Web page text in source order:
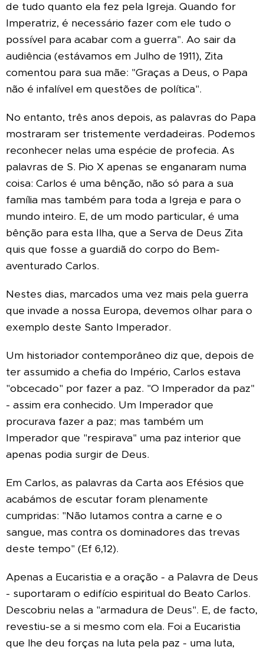
de tudo quanto ela fez pela Igreja. Quando for
Imperatriz, é necessário fazer com ele tudo o
possível para acabar com a guerra". Ao sair da
audiência (estávamos em Julho de 1911), Zita
comentou para sua mãe: "Graças a Deus, o Papa
não é infalível em questões de política".
No entanto, três anos depois, as palavras do Papa
mostraram ser tristemente verdadeiras. Podemos
reconhecer nelas uma espécie de profecia. As
palavras de S. Pio X apenas se enganaram numa
coisa: Carlos é uma bênção, não só para a sua
família mas também para toda a Igreja e para o
mundo inteiro. E, de um modo particular, é uma
bênção para esta Ilha, que a Serva de Deus Zita
quis que fosse a guardiã do corpo do Bem-
aventurado Carlos.
Nestes dias, marcados uma vez mais pela guerra
que invade a nossa Europa, devemos olhar para o
exemplo deste Santo Imperador.
Um historiador contemporâneo diz que, depois de
ter assumido a chefia do Império, Carlos estava
"obcecado" por fazer a paz. "O Imperador da paz"
- assim era conhecido. Um Imperador que
procurava fazer a paz; mas também um
Imperador que "respirava" uma paz interior que
apenas podia surgir de Deus.
Em Carlos, as palavras da Carta aos Efésios que
acabámos de escutar foram plenamente
cumpridas: "Não lutamos contra a carne e o
sangue, mas contra os dominadores das trevas
deste tempo" (Ef 6,12).
Apenas a Eucaristia e a oração - a Palavra de Deus
- suportaram o edifício espiritual do Beato Carlos.
Descobriu nelas a "armadura de Deus". E, de facto,
revestiu-se a si mesmo com ela. Foi a Eucaristia
que lhe deu forças na luta pela paz - uma luta,